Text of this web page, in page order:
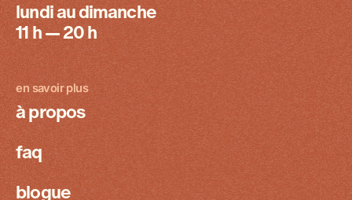
lundi au dimanche
11 h — 20 h
en savoir plus
à propos
faq
blogue